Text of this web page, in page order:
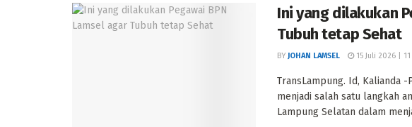
Ini yang dilakukan
Tubuh tetap Sehat
BY JOHAN LAMSEL 15 Juli 2026 |
TransLampung. Id, Kalianda -
menjadi salah satu langkah
Lampung Selatan dalam